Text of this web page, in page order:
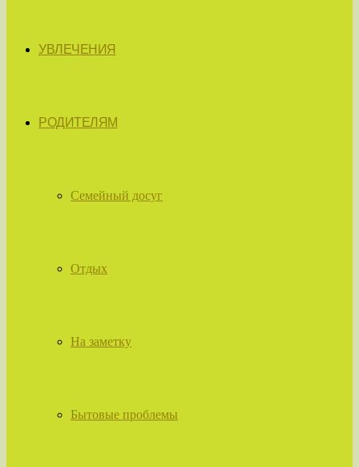
УВЛЕЧЕНИЯ
РОДИТЕЛЯМ
Семейный досуг
Отдых
На заметку
Бытовые проблемы